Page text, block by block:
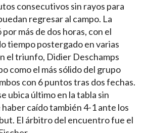
consecutivos sin rayos para
regresar al campo. La
más de dos horas, con el
tiempo postergado en varias
el triunfo, Didier Deschamps
como el más sólido del grupo
con 6 puntos tras dos fechas.
ubica último en la tabla sin
caído también 4-1 ante los
El árbitro del encuentro fue el